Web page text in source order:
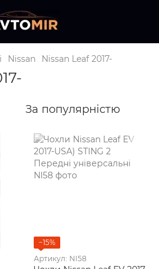
Nissan Nissan Leaf 2017-
За популярністю
−15%
Артикул: NI58